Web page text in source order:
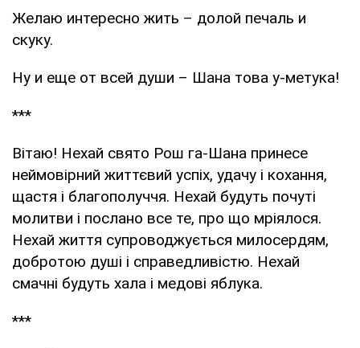
Желаю интересно жить – долой печаль и
скуку.
Ну и еще от всей души – Шана това у-метука!
***
Вітаю! Нехай свято Рош га-Шана принесе
неймовірний життєвий успіх, удачу і кохання,
щастя і благополуччя. Нехай будуть почуті
молитви і послано все те, про що мріялося.
Нехай життя супроводжується милосердям,
добротою душі і справедливістю. Нехай
смачні будуть хала і медові яблука.
***